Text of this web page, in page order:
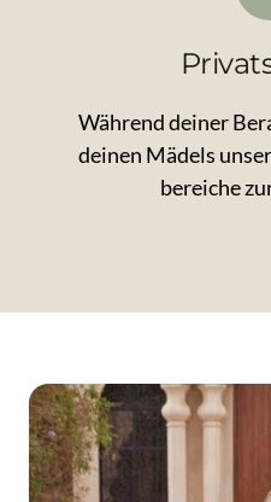
Während deiner
deinen Mädels
bereiche